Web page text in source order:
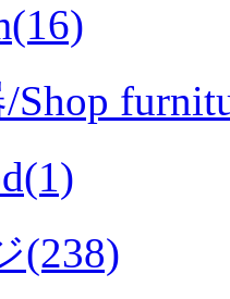
Shop
(238)